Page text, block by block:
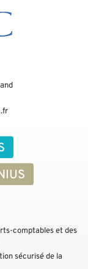
comptables et des
sécurisé de la